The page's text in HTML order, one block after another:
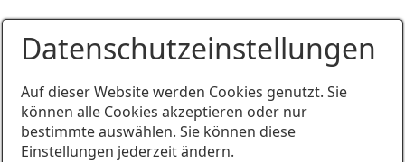
Datenschutzeinstellungen
Auf dieser Website werden Cookies genutzt. Sie
können alle Cookies akzeptieren oder nur
bestimmte auswählen. Sie können diese
Einstellungen jederzeit ändern.